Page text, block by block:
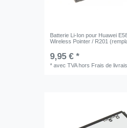
Batterie Li-Ion pour Huawei
Wireless Pointer / R201
9,95 € *
*avec TVAhors Frais de